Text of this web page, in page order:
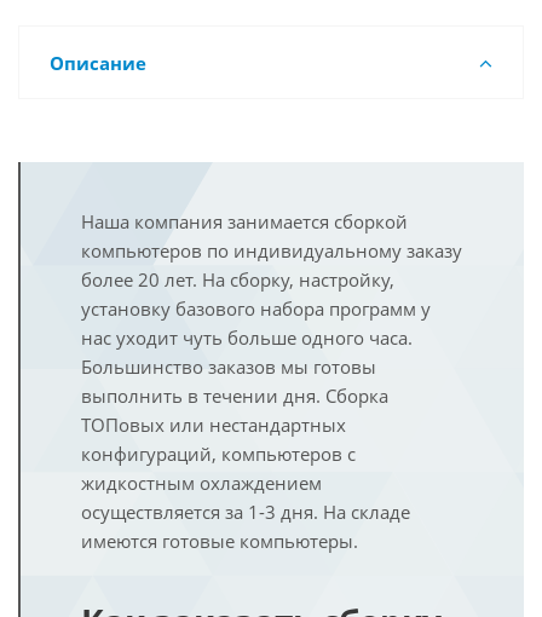
Описание
Наша компания занимается сборкой
компьютеров по индивидуальному заказу
более 20 лет. На сборку, настройку,
установку базового набора программ у
нас уходит чуть больше одного часа.
Большинство заказов мы готовы
выполнить в течении дня. Сборка
ТОПовых или нестандартных
конфигураций, компьютеров с
жидкостным охлаждением
осуществляется за 1-3 дня. На складе
имеются готовые компьютеры.